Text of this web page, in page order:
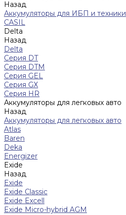
Назад
Аккумуляторы для ИБП и техники
CASIL
Delta
Назад
Delta
Серия DT
Серия DTM
Серия GEL
Серия GХ
Серия HR
Аккумуляторы для легковых авто
Назад
Аккумуляторы для легковых авто
Atlas
Baren
Deka
Energizer
Exide
Назад
Exide
Exide Classic
Exide Excell
Exide Micro-hybrid AGM